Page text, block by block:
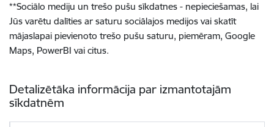
**Sociālo mediju un trešo pušu sīkdatnes - nepieciešamas, lai
Jūs varētu dalīties ar saturu sociālajos medijos vai skatīt
mājaslapai pievienoto trešo pušu saturu, piemēram, Google
Maps, PowerBI vai citus.
Detalizētāka informācija par izmantotajām
sīkdatnēm